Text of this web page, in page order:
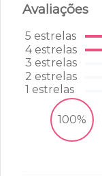
Avaliações
5 estrelas
4estrelas
3 estrelas
2 estrelas
1 estrelas
100%